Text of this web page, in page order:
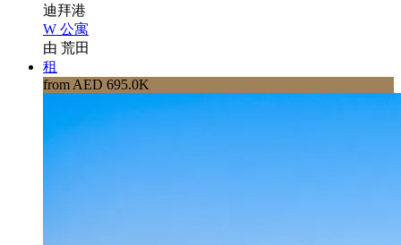
迪拜港
W 公寓
由 荒田
租
from AED 695.0K